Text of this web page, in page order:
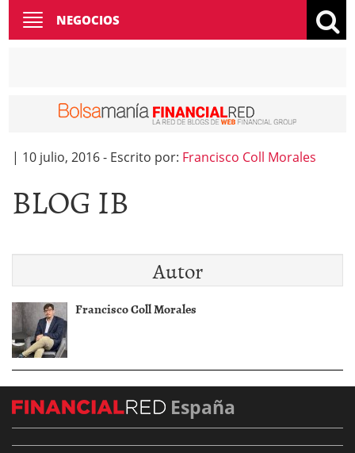
Toggle
navigation
NEGOCIOS
| 10 julio, 2016- Escrito por: Francisco Coll Morales
BLOG IB
Autor
Francisco Coll Morales
España